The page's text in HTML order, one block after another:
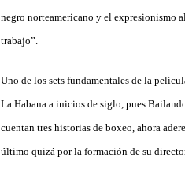
negro norteamericano y el expresionismo
trabajo”.
Uno de los sets fundamentales de la
La Habana a inicios de siglo, pues
cuentan tres historias de boxeo, ahora
último quizá por la formación de su